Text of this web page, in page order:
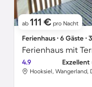
ab 111 € pro Nacht
Ferienhaus ∙ 6 Gäste
Ferienhaus mit
4.9 Exzellent
Hooksiel, Wangerland,